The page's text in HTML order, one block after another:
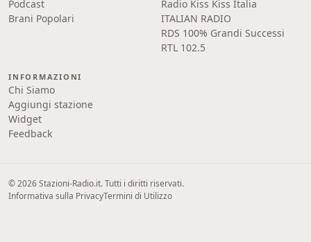
Podcast
Brani Popolari
Radio Kiss Kiss Italia
ITALIAN RADIO
RDS 100% Grandi Successi
RTL 102.5
INFORMAZIONI
Chi Siamo
Aggiungi stazione
Widget
Feedback
© 2026 Stazioni-Radio.it. Tutti i diritti riservati.
Informativa sulla PrivacyTermini di Utilizzo